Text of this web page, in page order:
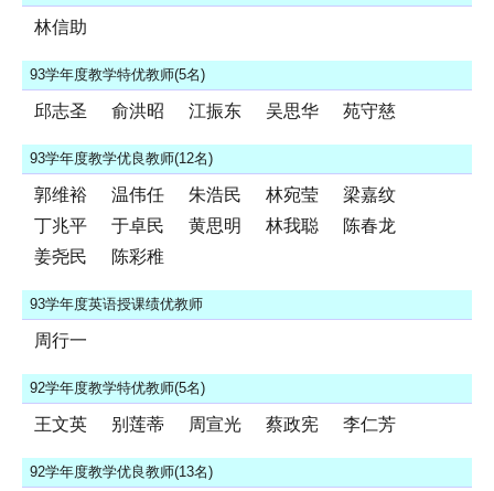
林信助
93学年度教学特优教师(5名)
邱志圣 俞洪昭 江振东 吴思华 苑守慈
93学年度教学优良教师(12名)
郭维裕 温伟任 朱浩民 林宛莹
梁嘉纹
丁兆平
于卓民 黄思明 林我聪
陈春龙
姜尧民
陈彩稚
93学年度英语授课绩优教师
周行一
92学年度教学特优教师(5名)
王文英 别莲蒂 周宣光 蔡政宪 李仁芳
92学年度教学优良教师(13名)